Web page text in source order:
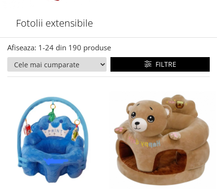
Fotolii extensibile
Afiseaza: 1-24 din 190 produse
FILTRE